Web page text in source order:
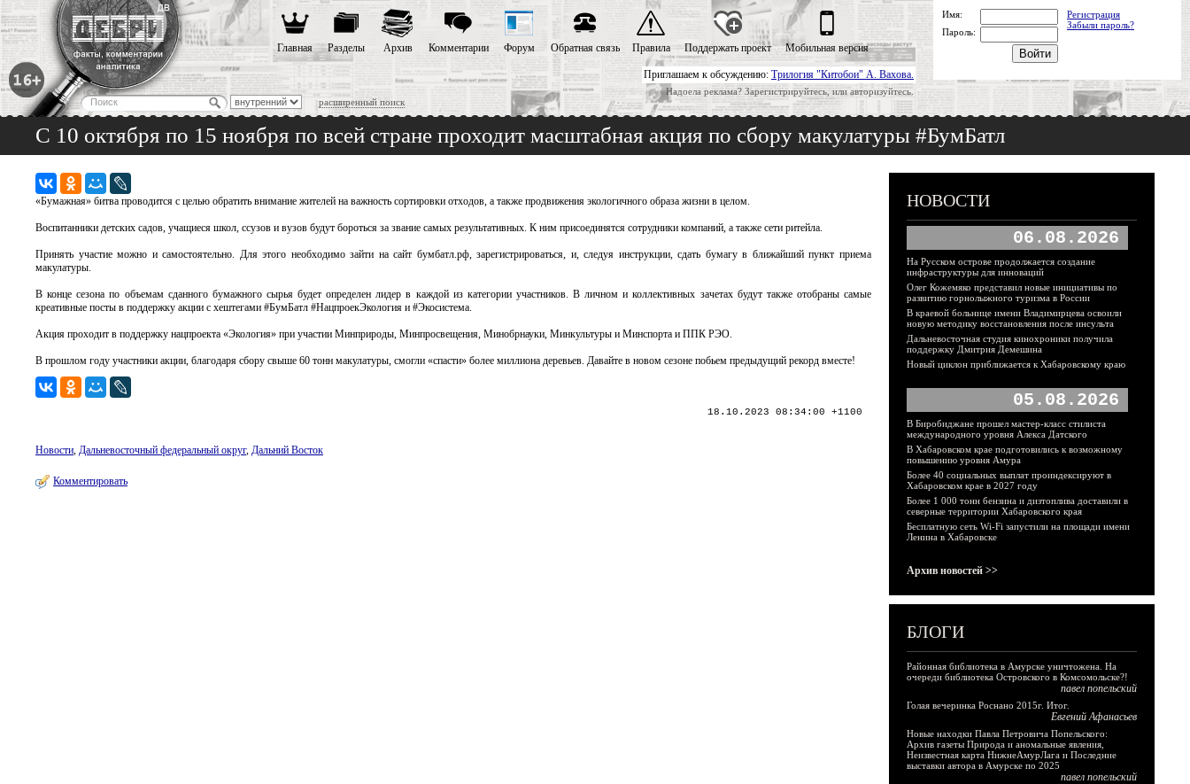
Приглашаем к обсуждению: Трилогия "Китобои" А. Вахова.
Надоела реклама? Зарегистрируйтесь, или авторизуйтесь.
расширенный поиск
Главная Разделы Архив Комментарии Форум Обратная связь Правила Поддержать проект Мобильная версия
Имя:
Регистрация
Забыли пароль?
Пароль:
С 10 октября по 15 ноября по всей стране проходит масштабная акция по сбору макулатуры #БумБатл
«Бумажная» битва проводится с целью обратить внимание жителей на важность сортировки отходов, а также продвижения экологичного образа жизни в целом.
Воспитанники детских садов, учащиеся школ, ссузов и вузов будут бороться за звание самых результативных. К ним присоединятся сотрудники компаний, а также сети ритейла.
Принять участие можно и самостоятельно. Для этого необходимо зайти на сайт бумбатл.рф, зарегистрироваться, и, следуя инструкции, сдать бумагу в ближайший пункт приема
макулатуры.
В конце сезона по объемам сданного бумажного сырья будет определен лидер в каждой из категории участников. В личном и коллективных зачетах будут также отобраны самые
креативные посты в поддержку акции с хештегами #БумБатл #НацпроекЭкология и #Экосистема.
Акция проходит в поддержку нацпроекта «Экология» при участии Минприроды, Минпросвещения, Минобрнауки, Минкультуры и Минспорта и ППК РЭО.
В прошлом году участники акции, благодаря сбору свыше 60 тонн макулатуры, смогли «спасти» более миллиона деревьев. Давайте в новом сезоне побьем предыдущий рекорд вместе!
18.10.2023 08:34:00 +1100
Новости, Дальневосточный федеральный округ, Дальний Восток
Комментировать
НОВОСТИ
06.08.2026
На Русском острове продолжается создание
инфраструктуры для инноваций
Олег Кожемяко представил новые инициативы по
развитию горнолыжного туризма в России
В краевой больнице имени Владимирцева освоили
новую методику восстановления после инсульта
Дальневосточная студия кинохроники получила
поддержку Дмитрия Демешина
Новый циклон приближается к Хабаровскому краю
05.08.2026
В Биробиджане прошел мастер-класс стилиста
международного уровня Алекса Датского
В Хабаровском крае подготовились к возможному
повышению уровня Амура
Более 40 социальных выплат проиндексируют в
Хабаровском крае в 2027 году
Более 1 000 тонн бензина и дизтоплива доставили в
северные территории Хабаровского края
Бесплатную сеть Wi-Fi запустили на площади имени
Ленина в Хабаровске
Архив новостей >>
БЛОГИ
Районная библиотека в Амурске уничтожена. На
очереди библиотека Островского в Комсомольске?!
павел попельский
Голая вечеринка Роснано 2015г. Итог.
Евгений Афанасьев
Новые находки Павла Петровича Попельского:
Архив газеты Природа и аномальные явления,
Неизвестная карта НижнеАмурЛага и Последние
выставки автора в Амурске по 2025
павел попельский